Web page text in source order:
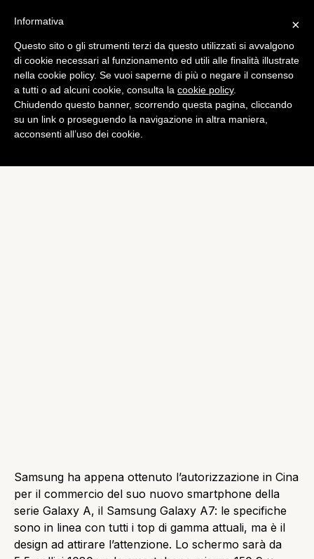
Mobile
Samsung Galaxy A7: ecco
in foto il nuovo smartphone
di Luigi Sirito
Samsung ha appena ottenuto l’autorizzazione in Cina
per il commercio del suo nuovo smartphone della
serie Galaxy A, il Samsung Galaxy A7: le specifiche
sono in linea con tutti i top di gamma attuali, ma è il
design ad attirare l’attenzione. Lo schermo sarà da
×
Informativa
Questo sito o gli strumenti terzi da questo utilizzati si avvalgono
di cookie necessari al funzionamento ed utili alle finalità illustrate
nella cookie policy. Se vuoi saperne di più o negare il consenso
a tutti o ad alcuni cookie, consulta la cookie policy.
Chiudendo questo banner, scorrendo questa pagina, cliccando
su un link o proseguendo la navigazione in altra maniera,
acconsenti all’uso dei cookie.